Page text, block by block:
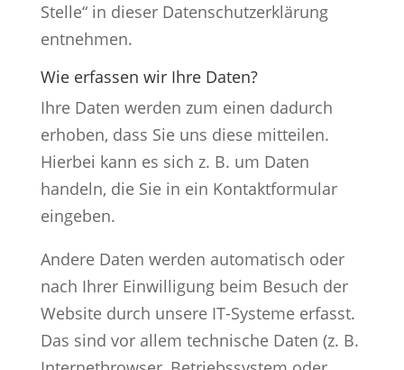
Stelle“ in dieser Datenschutzerklärung
entnehmen.
Wie erfassen wir Ihre Daten?
Ihre Daten werden zum einen dadurch
erhoben, dass Sie uns diese mitteilen.
Hierbei kann es sich z. B. um Daten
handeln, die Sie in ein Kontaktformular
eingeben.
Andere Daten werden automatisch oder
nach Ihrer Einwilligung beim Besuch der
Website durch unsere IT-Systeme erfasst.
Das sind vor allem technische Daten (z. B.